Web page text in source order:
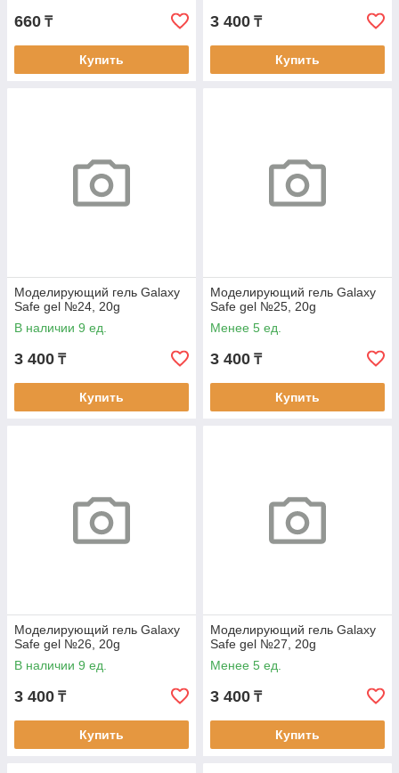
660 ₸
Купить
3 400 ₸
Купить
Моделирующий гель Galaxy
Safe gel №24, 20g
В наличии 9 ед.
3 400 ₸
Купить
Моделирующий гель Galaxy
Safe gel №25, 20g
Менее 5 ед.
3 400 ₸
Купить
Моделирующий гель Galaxy
Safe gel №26, 20g
В наличии 9 ед.
3 400 ₸
Купить
Моделирующий гель Galaxy
Safe gel №27, 20g
Менее 5 ед.
3 400 ₸
Купить